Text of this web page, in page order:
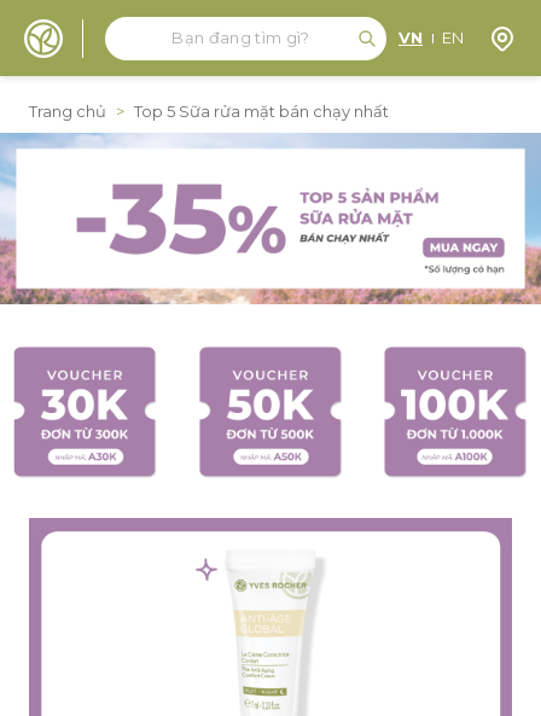
Tìm kiếm
Tìm kiếm
VN EN Định
Trang chủ > Top 5 Sữa rửa mặt bán chạy nhất